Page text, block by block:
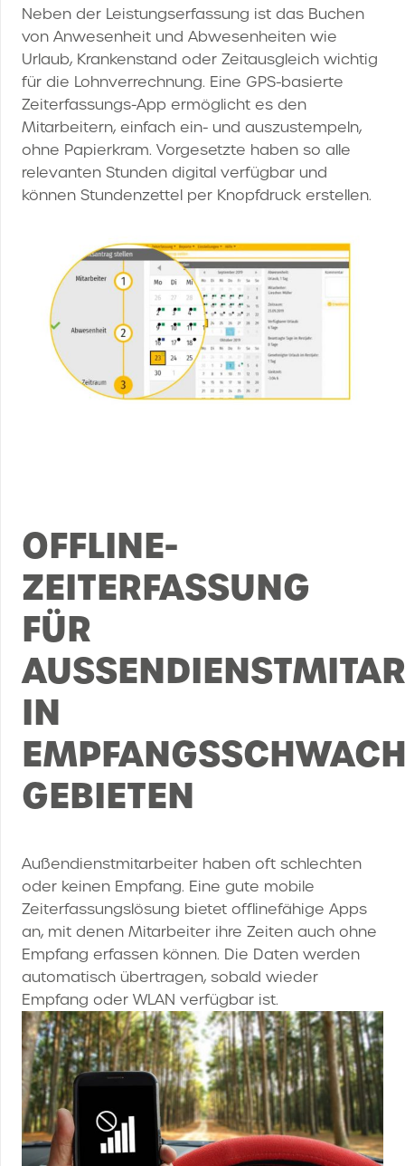
Neben der Leistungserfassung ist das Buchen
von Anwesenheit und Abwesenheiten wie
Urlaub, Krankenstand oder Zeitausgleich wichtig
für die Lohnverrechnung. Eine GPS-basierte
Zeiterfassungs-App ermöglicht es den
Mitarbeitern, einfach ein- und auszustempeln,
ohne Papierkram. Vorgesetzte haben so alle
relevanten Stunden digital verfügbar und
können Stundenzettel per Knopfdruck erstellen.
OFFLINE-
ZEITERFASSUNG
FÜR
N E
EBIETEN
Außendienstmitarbeiter haben oft schlechten
oder keinen Empfang. Eine gute mobile
Zeiterfassungslösung bietet offlinefähige Apps
an, mit denen Mitarbeiter ihre Zeiten auch ohne
Empfang erfassen können. Die Daten werden
automatisch übertragen, sobald wieder
Empfang oder WLAN verfügbar ist.